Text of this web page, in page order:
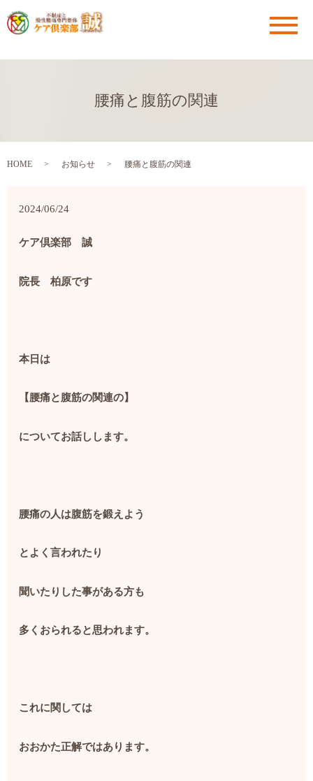
メ
腰痛と腹筋の関連
HOME お知らせ 腰痛と腹筋の関連
2024/06/24
ケア倶楽部 誠
院長 柏原です
本日は
【腰痛と腹筋の関連の】
についてお話しします。
腰痛の人は腹筋を鍛えよう
とよく言われたり
聞いたりした事がある方も
多くおられると思われます。
これに関しては
おおかた正解ではあります。